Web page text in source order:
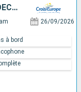
PETITS BIJOUX DES PAYS-BAS ; DÉCOUVREZ DES TRÉSORS CACHÉS AU CHARME UNIQUE
26/09/2026
à bord